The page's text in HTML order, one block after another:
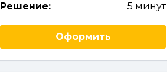
Решение:
5 минут
Оформить